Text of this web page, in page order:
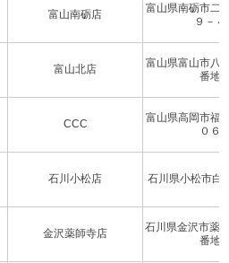
富山南砺店
富山県南砺市二
９－４
富山北店
富山県富山市八
番地
CCC
富山県高岡市福
０６
石川小松店 石川県小松市白
金沢薬師寺店
石川県金沢市薬
番地